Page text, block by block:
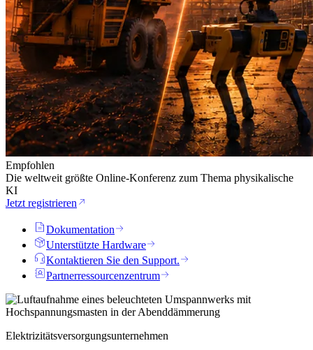
Empfohlen
Die weltweit größte Online-Konferenz zum Thema physikalische
KI
Jetzt registrieren
Dokumentation
Unterstützte Hardware
Kontaktieren Sie den Support.
Partnerressourcenzentrum
Elektrizitätsversorgungsunternehmen